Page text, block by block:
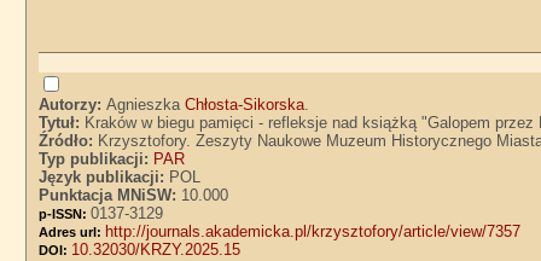
Autorzy:AgnieszkaChłosta-Sikorska.
Tytuł: Kraków w biegu pamięci - refleksje nad książką "Galopem
Źródło: Krzysztofory. Zeszyty Naukowe Muzeum Historycznego
Typ publikacji: PAR
Język publikacji: POL
Punktacja MNiSW: 10.000
p-ISSN:0137-3129
Adres url: http://journals.akademicka.pl/krzysztofory/article/view/7357
DOI: 10.32030/KRZY.2025.15